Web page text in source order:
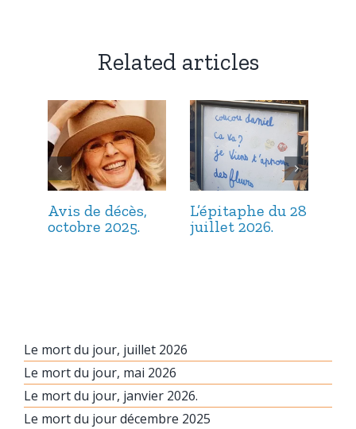
Related articles
Avis de décès,
octobre 2025.
L’épitaphe du 28
juillet 2026.
Le mort du jour, juillet 2026
Le mort du jour, mai 2026
Le mort du jour, janvier 2026.
Le mort du jour décembre 2025